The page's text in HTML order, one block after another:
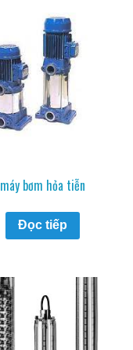
máy bơm hỏa tiễn
Đọc tiếp